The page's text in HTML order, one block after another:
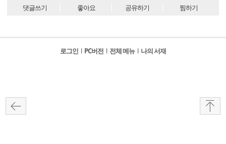
댓글쓰기 좋아요 공유하기 찜하기
로그인 l PC버전 l 전체 메뉴 l 나의 서재